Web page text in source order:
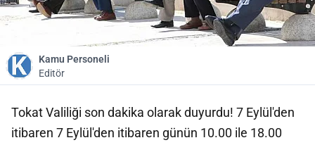
Kamu Personeli
Editör
Tokat Valiliği son dakika olarak duyurdu! 7 Eylül'den
itibaren 7 Eylül'den itibaren günün 10.00 ile 18.00